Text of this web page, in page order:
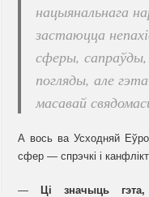
нацыянальнага
застаюцца
сферы,
погляды, але
масавай
А вось ва Усходняй
сфер — спрэчкі і
—Ці значыць